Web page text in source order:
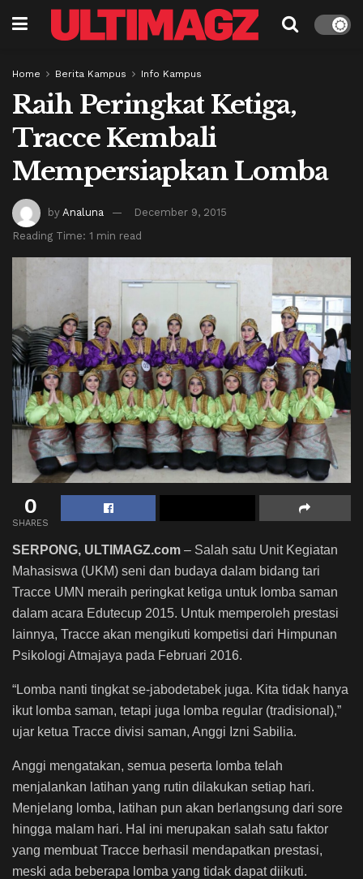
Home Berita Kampus Info Kampus
Raih Peringkat Ketiga,
Tracce Kembali
Mempersiapkan Lomba
by Analuna
December 9, 2015
Reading Time: 1 min read
0
SHARES
SERPONG, ULTIMAGZ.com – Salah satu Unit Kegiatan
Mahasiswa (UKM) seni dan budaya dalam bidang tari
Tracce UMN meraih peringkat ketiga untuk lomba saman
dalam acara Edutecup 2015. Untuk memperoleh prestasi
lainnya, Tracce akan mengikuti kompetisi dari Himpunan
Psikologi Atmajaya pada Februari 2016.
“Lomba nanti tingkat se-jabodetabek juga. Kita tidak hanya
ikut lomba saman, tetapi juga lomba regular (tradisional),”
ujar ketua Tracce divisi saman, Anggi Izni Sabilia.
Anggi mengatakan, semua peserta lomba telah
menjalankan latihan yang rutin dilakukan setiap hari.
Menjelang lomba, latihan pun akan berlangsung dari sore
hingga malam hari. Hal ini merupakan salah satu faktor
yang membuat Tracce berhasil mendapatkan prestasi,
meski ada beberapa lomba yang tidak dapat diikuti.